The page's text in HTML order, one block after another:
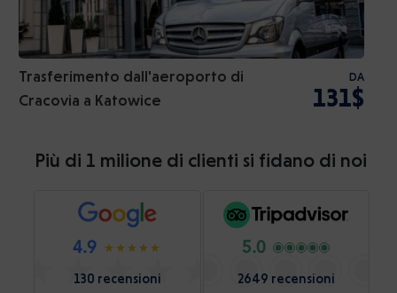
Trasferimento dall'aeroporto di
Cracovia a Katowice
DA
131$
Più di 1 milione di clienti si fidano di noi
4.9
130 recensioni
5.0
2649 recensioni